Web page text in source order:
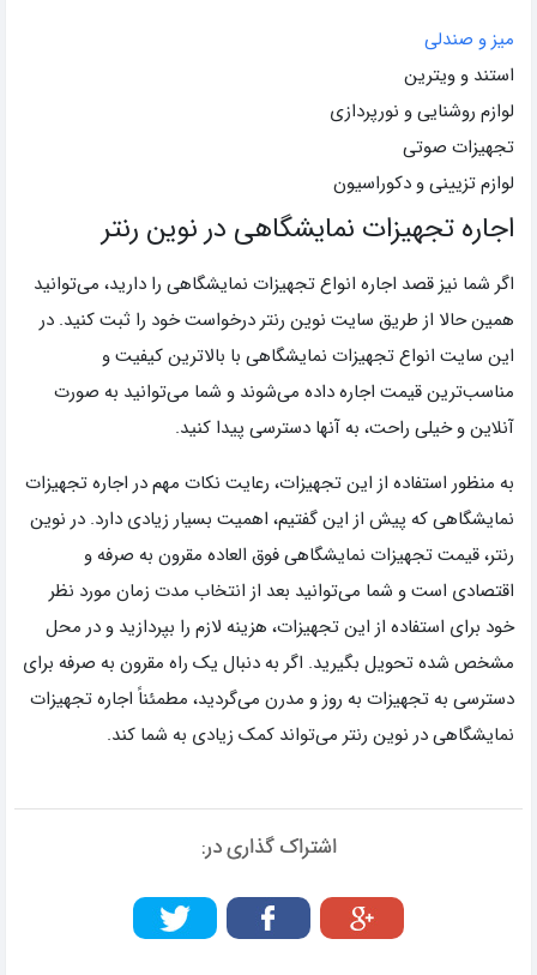
میز و صندلی
استند و ویترین
لوازم روشنایی و نورپردازی
تجهیزات صوتی
لوازم تزیینی و دکوراسیون
اجاره تجهیزات نمایشگاهی در نوین رنتر
اگر شما نیز قصد اجاره انواع تجهیزات نمایشگاهی را دارید، می‌توانید
همین حالا از طریق سایت نوین رنتر درخواست خود را ثبت کنید. در
این سایت انواع تجهیزات نمایشگاهی با بالاترین کیفیت و
مناسب‌ترین قیمت اجاره داده می‌شوند و شما می‌توانید به صورت
آنلاین و خیلی راحت، به آنها دسترسی پیدا کنید.
به منظور استفاده از این تجهیزات، رعایت نکات مهم در اجاره تجهیزات
نمایشگاهی که پیش از این گفتیم، اهمیت بسیار زیادی دارد. در نوین
رنتر، قیمت تجهیزات نمایشگاهی فوق العاده مقرون به صرفه و
اقتصادی است و شما می‌توانید بعد از انتخاب مدت زمان مورد نظر
خود برای استفاده از این تجهیزات، هزینه لازم را بپردازید و در محل
مشخص شده تحویل بگیرید. اگر به دنبال یک راه مقرون به صرفه برای
دسترسی به تجهیزات به روز و مدرن می‌گردید، مطمئناً اجاره تجهیزات
نمایشگاهی در نوین رنتر می‌تواند کمک زیادی به شما کند.
اشتراک گذاری در: